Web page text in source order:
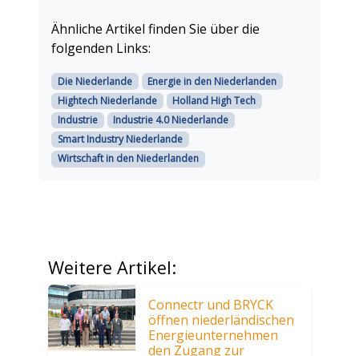
Ähnliche Artikel finden Sie über die
folgenden Links:
Die Niederlande
Energie in den Niederlanden
Hightech Niederlande
Holland High Tech
Industrie
Industrie 4.0 Niederlande
Smart Industry Niederlande
Wirtschaft in den Niederlanden
Weitere Artikel:
Connectr und BRYCK
öffnen niederländischen
Energieunternehmen
den Zugang zur